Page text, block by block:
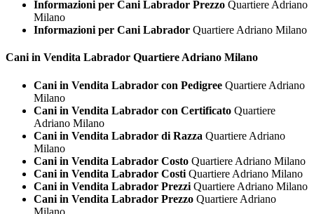
Informazioni per Cani Labrador Prezzo Quartiere Adriano
Milano
Informazioni per Cani Labrador Quartiere Adriano Milano
Cani in Vendita Labrador Quartiere Adriano Milano
Cani in Vendita Labrador con Pedigree Quartiere Adriano
Milano
Cani in Vendita Labrador con Certificato Quartiere
Adriano Milano
Cani in Vendita Labrador di Razza Quartiere Adriano
Milano
Cani in Vendita Labrador Costo Quartiere Adriano Milano
Cani in Vendita Labrador Costi Quartiere Adriano Milano
Cani in Vendita Labrador Prezzi Quartiere Adriano Milano
Cani in Vendita Labrador Prezzo Quartiere Adriano
Milano